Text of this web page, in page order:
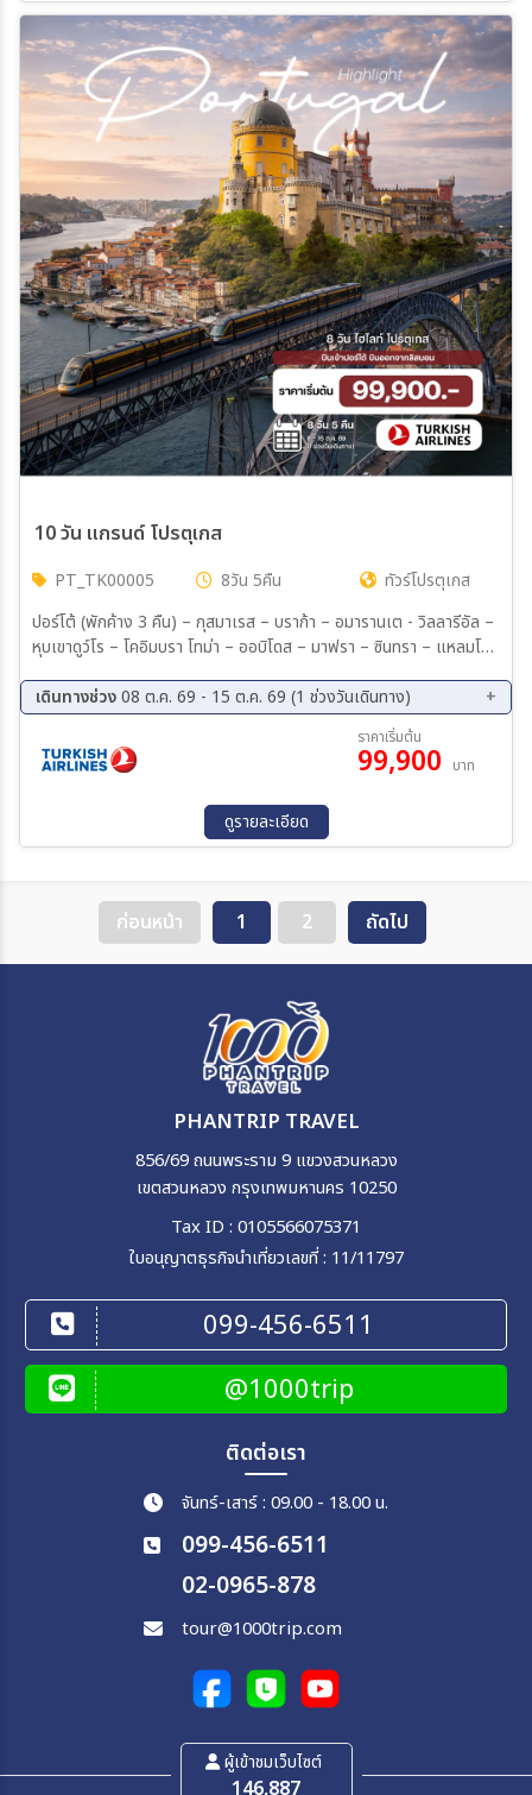
บัตโล่ - เนินเขา Montjuic - สนามคัมป์นู – ถนน ลา รัมบลาส
10 วัน แกรนด์ โปรตุเกส
PT_TK00005 8วัน 5คืน
ทัวร์โปรตุเกส
ปอร์โต้ (พักค้าง 3 คืน) – กุสมาเรส – บราก้า – อมารานเต - วิลลารีอัล –
หุบเขาดูว์โร – โคอิมบรา โทม่า – ออบิโดส – มาฟรา – ซินทรา – แหลมโร
เดินทางช่วง08 ต.ค. 69 - 15 ต.ค. 69 (1 ช่วงวันเดินทาง)
ราคาเริ่มต้น
99,900 บาท
ดูรายละเอียด
ก่อนหน้า 1 2 ถัดไป
PHANTRIP TRAVEL
856/69 ถนนพระราม 9 แขวงสวนหลวง
เขตสวนหลวง กรุงเทพมหานคร 10250
Tax ID : 0105566075371
ใบอนุญาตธุรกิจนำเที่ยวเลขที่ : 11/11797
099-456-6511
@1000trip
ติดต่อเรา
จันทร์-เสาร์ : 09.00 - 18.00 น.
099-456-6511
02-0965-878
tour@1000trip.com
ผู้เข้าชมเว็บไซต์
146,887